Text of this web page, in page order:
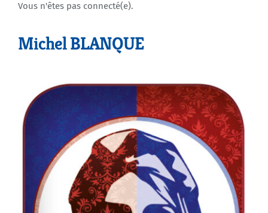
Agenda
Vous n'êtes pas connecté(e).
Michel BLANQUE